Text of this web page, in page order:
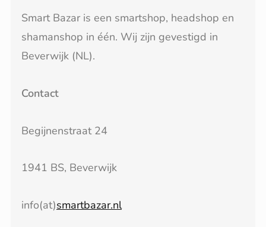
Smart Bazar is een smartshop, headshop en
shamanshop in één. Wij zijn gevestigd in
Beverwijk (NL).
Contact
Begijnenstraat 24
1941 BS, Beverwijk
info(at)smartbazar.nl